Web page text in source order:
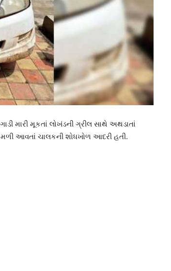
મારી મૂકતાં લોખંડની ગ્રીલ સાથે અથડાતાં
મળી આવતાં ચાલકની શોધખોળ આદરી હતી.